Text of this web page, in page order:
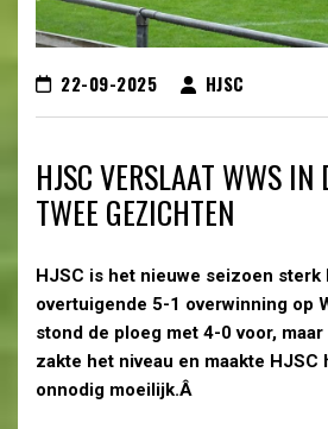
22-09-2025 HJSC
HJSC VERSLAAT WWS IN
TWEE GEZICHTEN
HJSC is het nieuwe seizoen sterk
overtuigende 5-1 overwinning op
stond de ploeg met 4-0 voor,
zakte het niveau en maakte
onnodig moeilijk.Â